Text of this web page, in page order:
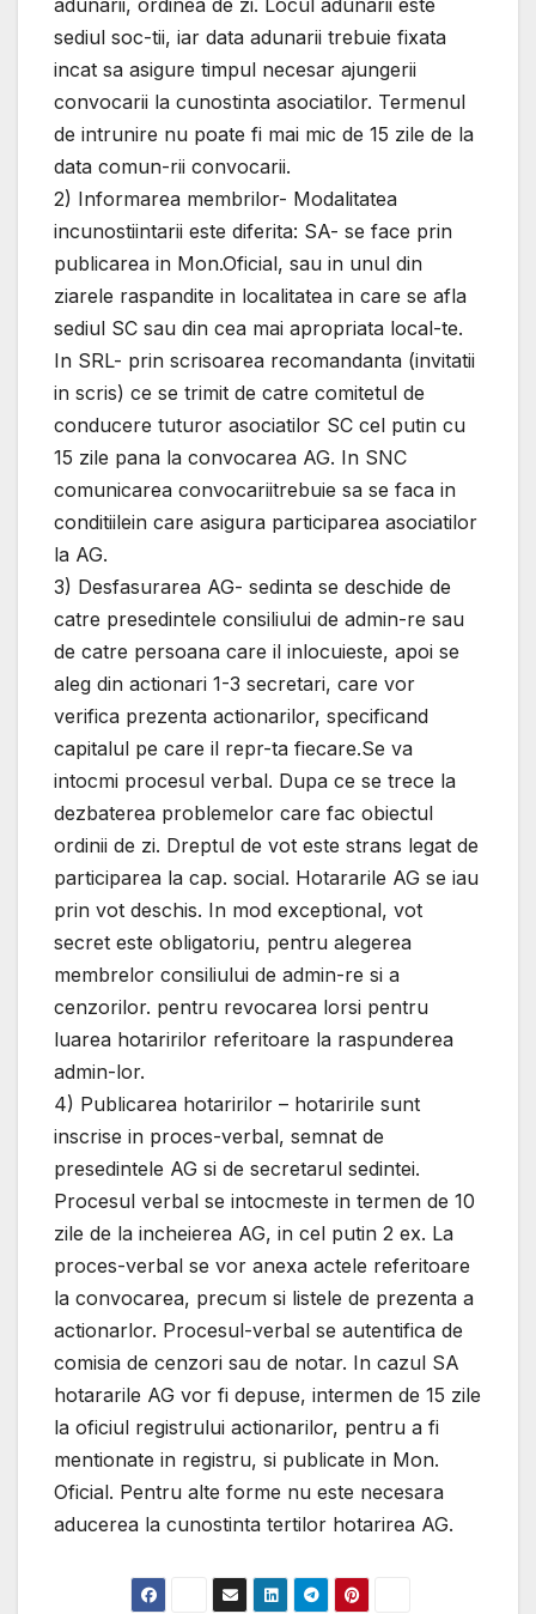
adunarii, ordinea de zi. Locul adunarii este
sediul soc-tii, iar data adunarii trebuie fixata
incat sa asigure timpul necesar ajungerii
convocarii la cunostinta asociatilor. Termenul
de intrunire nu poate fi mai mic de 15 zile de la
data comun-rii convocarii.
2) Informarea membrilor- Modalitatea
incunostiintarii este diferita: SA- se face prin
publicarea in Mon.Oficial, sau in unul din
ziarele raspandite in localitatea in care se afla
sediul SC sau din cea mai apropriata local-te.
In SRL- prin scrisoarea recomandanta (invitatii
in scris) ce se trimit de catre comitetul de
conducere tuturor asociatilor SC cel putin cu
15 zile pana la convocarea AG. In SNC
comunicarea convocariitrebuie sa se faca in
conditiilein care asigura participarea asociatilor
la AG.
3) Desfasurarea AG- sedinta se deschide de
catre presedintele consiliului de admin-re sau
de catre persoana care il inlocuieste, apoi se
aleg din actionari 1-3 secretari, care vor
verifica prezenta actionarilor, specificand
capitalul pe care il repr-ta fiecare.Se va
intocmi procesul verbal. Dupa ce se trece la
dezbaterea problemelor care fac obiectul
ordinii de zi. Dreptul de vot este strans legat de
participarea la cap. social. Hotararile AG se iau
prin vot deschis. In mod exceptional, vot
secret este obligatoriu, pentru alegerea
membrelor consiliului de admin-re si a
cenzorilor. pentru revocarea lorsi pentru
luarea hotaririlor referitoare la raspunderea
admin-lor.
4) Publicarea hotaririlor – hotaririle sunt
inscrise in proces-verbal, semnat de
presedintele AG si de secretarul sedintei.
Procesul verbal se intocmeste in termen de 10
zile de la incheierea AG, in cel putin 2 ex. La
proces-verbal se vor anexa actele referitoare
la convocarea, precum si listele de prezenta a
actionarlor. Procesul-verbal se autentifica de
comisia de cenzori sau de notar. In cazul SA
hotararile AG vor fi depuse, intermen de 15 zile
la oficiul registrului actionarilor, pentru a fi
mentionate in registru, si publicate in Mon.
Oficial. Pentru alte forme nu este necesara
aducerea la cunostinta tertilor hotarirea AG.